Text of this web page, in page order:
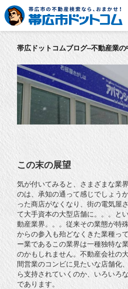
帯広ドットコムブログ–不動産業
この末の展望
気が付いてみると、さまざまな業
のは、承知の通って感じでしょう
った商店がなくなり、街の電気屋
て大手資本の大型店舗に。。。と
動産業界。。。従来その業態が特
からの参入も殆どなくきた業種っ
ー業であるこの業界は一種独特な
のかもしれません。不動産会社の
間営業のコンビに見たいな店舗化
ら支持されていくのか、いろいろ
であります。